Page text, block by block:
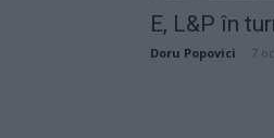
E, L&P în
Doru Popovici 7